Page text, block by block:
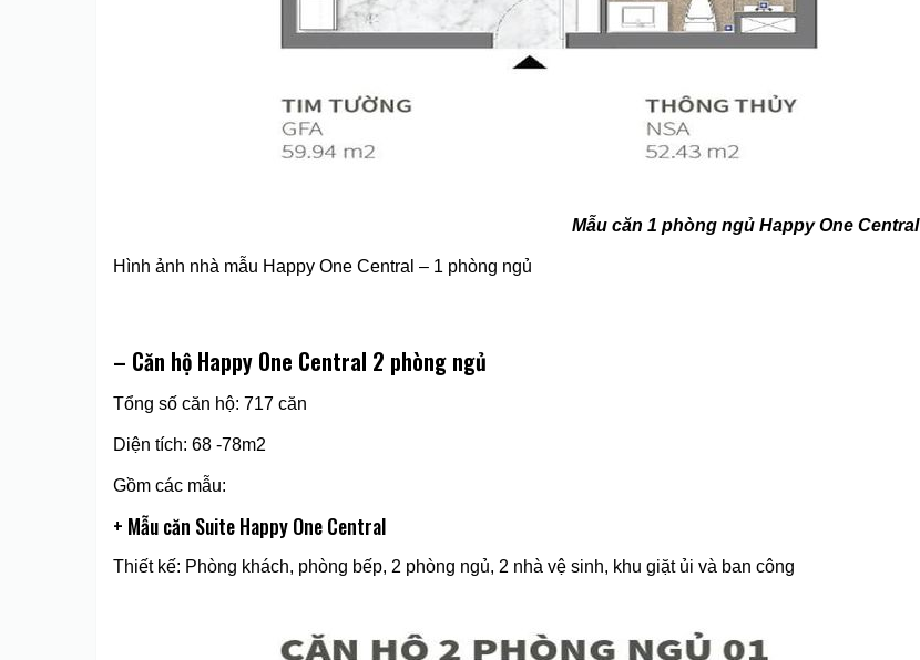
Mẫu căn 1 phòng ngủ Happy One Central
Hình ảnh nhà mẫu Happy One Central – 1 phòng ngủ
– Căn hộ Happy One Central 2 phòng ngủ
Tổng số căn hộ: 717 căn
Diện tích: 68 -78m2
Gồm các mẫu:
+ Mẫu căn Suite Happy One Central
Thiết kế: Phòng khách, phòng bếp, 2 phòng ngủ, 2 nhà vệ sinh, khu giặt ủi và ban công